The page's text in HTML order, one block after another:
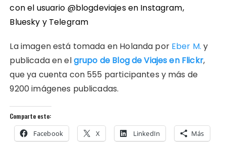
con el usuario @blogdeviajes en Instagram,
Bluesky y Telegram
La imagen está tomada en Holanda por Eber M. y
publicada en elgrupo de Blog de Viajes en Flickr,
que ya cuenta con 555 participantes y más de
9200 imágenes publicadas.
Comparte esto:
Facebook X LinkedIn Más